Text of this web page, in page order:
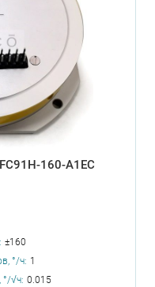
160-A1EC
±160
°/ч: 1
°/√ч: 0.015